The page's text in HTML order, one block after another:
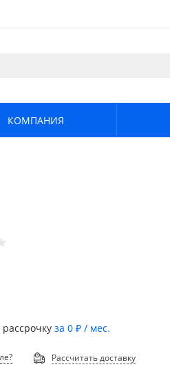
КОМПАНИЯ
рассрочкуза0 ₽ / мес.
Рассчитать доставку